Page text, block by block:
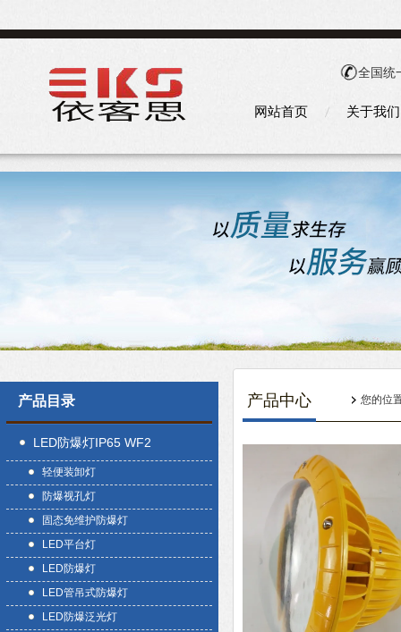
全国统
网站首页 关于我们
产品目录
LED防爆灯IP65 WF2
轻便装卸灯
防爆视孔灯
固态免维护防爆灯
LED平台灯
LED防爆灯
LED管吊式防爆灯
LED防爆泛光灯
产品中心 您的位